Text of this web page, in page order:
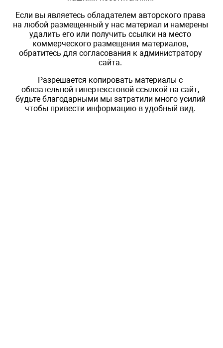
Если вы являетесь обладателем авторского права
на любой размещенный у нас материал и намерены
удалить его или получить ссылки на место
коммерческого размещения материалов,
обратитесь для согласования к администратору
сайта.
Разрешается копировать материалы с
обязательной гипертекстовой ссылкой на сайт,
будьте благодарными мы затратили много усилий
чтобы привести информацию в удобный вид.